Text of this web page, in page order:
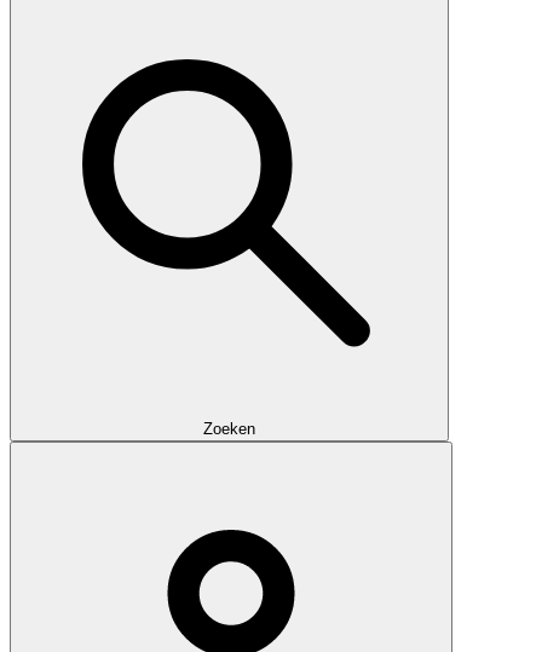
Zoeken